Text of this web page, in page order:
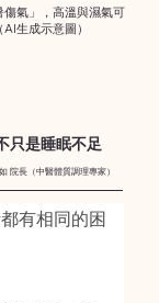
氣」，高溫與濕氣可
生成示意圖）
只是睡眠不足
長（中醫體質調理專家）
有相同的困